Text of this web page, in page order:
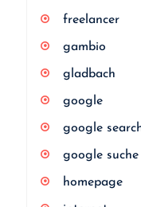
freelancer
gambio
gladbach
google
google
google suche
homepage